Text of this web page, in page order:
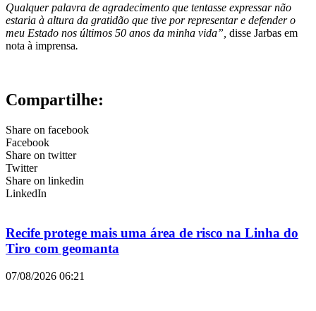
Qualquer palavra de agradecimento que tentasse expressar não
estaria à altura da gratidão que tive por representar e defender o
meu Estado nos últimos 50 anos da minha vida”, disse Jarbas em
nota à imprensa.
Compartilhe:
Share on facebook
Facebook
Share on twitter
Twitter
Share on linkedin
LinkedIn
Recife protege mais uma área de risco na Linha do
Tiro com geomanta
07/08/2026 06:21